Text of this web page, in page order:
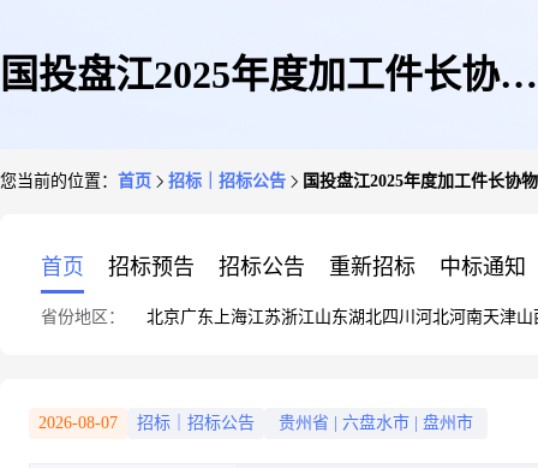
国投盘江2025年度加工件长协物
您当前的位置： 首页 招标｜招标公告 国投盘江2025年度加工件长协
首页 招标预告 招标公告 重新招标 中标通知
省份地区： 北京广东 上海江苏浙江山东湖北四川 河北河南天津山
2026-08-07 招标｜招标公告 贵州省 六盘水市 盘州市